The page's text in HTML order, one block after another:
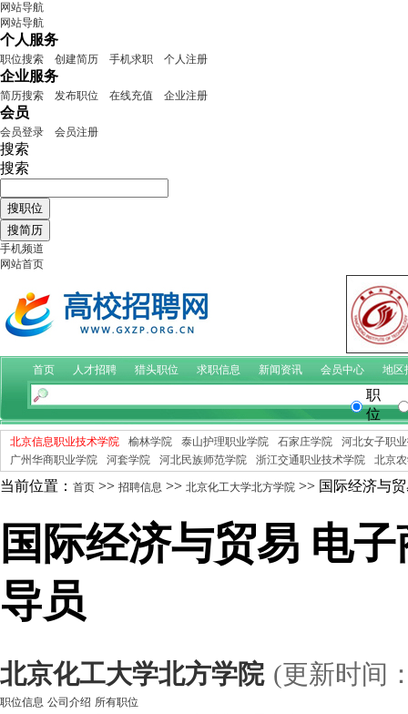
网站导航
网站导航
个人服务
职位搜索 创建简历 手机求职 个人注册
企业服务
简历搜索 发布职位 在线充值 企业注册
会员
会员登录 会员注册
搜索
搜索
手机频道
网站首页
首页 人才招聘 猎头职位 求职信息 新闻资讯 会员中心 地区
职
位
北京信息职业技术学院 榆林学院 泰山护理职业学院 石家庄学院
河北女子职
广州华商职业学院
河套学院 河北民族师范学院 浙江交通职业技术学院 北京
当前位置： 首页 >> 招聘信息 >> 北京化工大学北方学院 >> 国际经济与
国际经济与贸易 电
导员
北京化工大学北方学院 (更新时间
职位信息 公司介绍 所有职位